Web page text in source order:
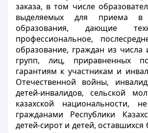
заказа, в том числе
выделяемых для приема в
образования, дающие
профессиональное,
образование, граждан из числа
групп, лиц, приравненных
гарантиям к участникам и
Отечественной войны,
детей-инвалидов, сельской
казахской национальности,
гражданами Республики
детей-сирот и детей, оставшихся